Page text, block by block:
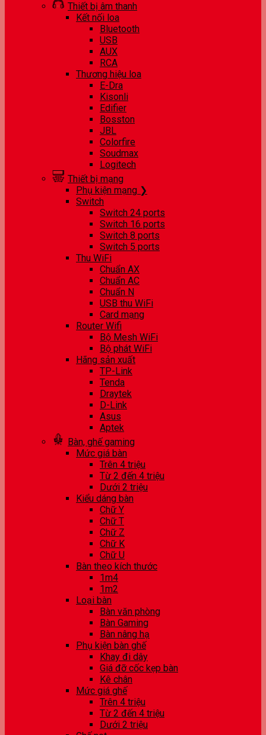
Thiết bị âm thanh
Kết nối loa
Bluetooth
USB
AUX
RCA
Thương hiệu loa
E-Dra
Kisonli
Edifier
Bosston
JBL
Colorfire
Soudmax
Logitech
Thiết bị mạng
Phụ kiện mạng ❯
Switch
Switch 24 ports
Switch 16 ports
Switch 8 ports
Switch 5 ports
Thu WiFi
Chuẩn AX
Chuẩn AC
Chuẩn N
USB thu WiFi
Card mạng
Router Wifi
Bộ Mesh WiFi
Bộ phát WiFi
Hãng sản xuất
TP-Link
Tenda
Draytek
D-Link
Asus
Aptek
Bàn, ghế gaming
Mức giá bàn
Trên 4 triệu
Từ 2 đến 4 triệu
Dưới 2 triệu
Kiểu dáng bàn
Chữ Y
Chữ T
Chữ Z
Chữ K
Chữ U
Bàn theo kích thước
1m4
1m2
Loại bàn
Bàn văn phòng
Bàn Gaming
Bàn nâng hạ
Phụ kiện bàn ghế
Khay đi dây
Giá đỡ cốc kẹp bàn
Kê chân
Mức giá ghế
Trên 4 triệu
Từ 2 đến 4 triệu
Dưới 2 triệu